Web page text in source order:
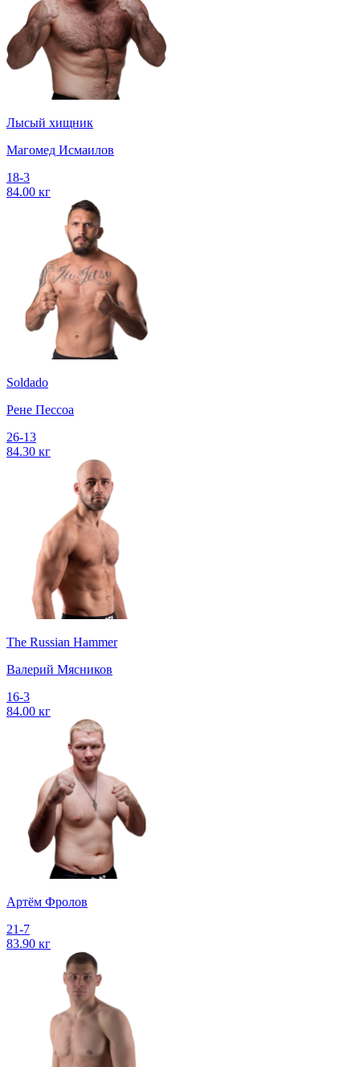
Лысый хищник
Магомед Исмаилов
18-3
84.00 кг
Soldado
Рене Пессоа
26-13
84.30 кг
The Russian Hammer
Валерий Мясников
16-3
84.00 кг
Артём Фролов
21-7
83.90 кг